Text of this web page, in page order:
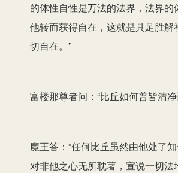
的体性自性是万法的法界，法界的
他转而获得自在，这就是具足胜解
切自在。”
富楼那尊者问：“比丘如何普皆清
魔王答：“任何比丘虽然由他处了
对非他之心无所耽著，宣说一切法